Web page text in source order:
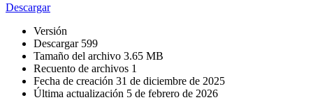
Descargar
Versión
Descargar 599
Tamaño del archivo 3.65 MB
Recuento de archivos 1
Fecha de creación 31 de diciembre de 2025
Última actualización 5 de febrero de 2026